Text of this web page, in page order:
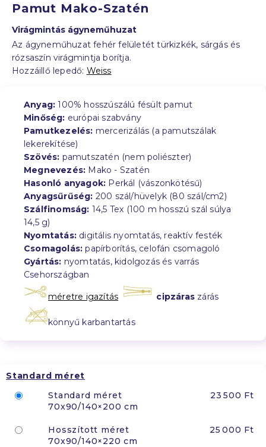
Pamut Mako-Szatén
Virágmintás ágyneműhuzat
Az ágyneműhuzat fehér felületét türkizkék, sárgás és
rózsaszín virágmintja borítja.
Hozzáillő lepedő: Weiss
Anyag: 100% hosszúszálú fésült pamut
Minőség: európai szabvány
Pamutkezelés: mercerizálás (a pamutszálak
lekerekítése)
Szövés: pamutszatén (nem poliészter)
Megnevezés: Mako - Szatén
Hasonló anyagok: Perkál (vászonkötésű)
Anyagsűrűség: 200 szál/hüvelyk (80 szál/cm2)
Szálfinomság: 14,5 Tex (100 m hosszú szál súlya
14,5 g)
Nyomtatás: digitális nyomtatás, reaktív festék
Csomagolás: papírborítás, celofán csomagoló
Gyártás: nyomtatás, kidolgozás és varrás
Csehországban
méretre igazítás cipzáras zárás
könnyű karbantartás
Standard méret
Standard méret
70x90/140×200 cm
23 500 Ft
Hosszított méret
70x90/140×220 cm
25 000 Ft